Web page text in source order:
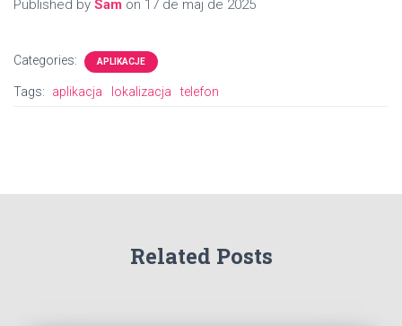
Published by Sam on 17 de maj de 2025
Categories: APLIKACJE
Tags: aplikacja lokalizacja telefon
Related Posts